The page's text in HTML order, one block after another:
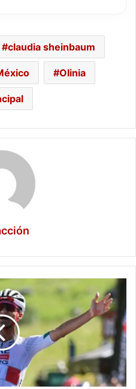
claudia sheinbaum
Olinia